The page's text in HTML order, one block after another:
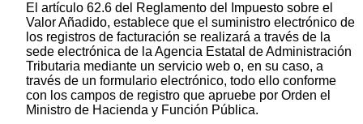
El artículo 62.6 del Reglamento del Impuesto sobre el
Valor Añadido, establece que el suministro electrónico de
los registros de facturación se realizará a través de la
sede electrónica de la Agencia Estatal de Administración
Tributaria mediante un servicio web o, en su caso, a
través de un formulario electrónico, todo ello conforme
con los campos de registro que apruebe por Orden el
Ministro de Hacienda y Función Pública.